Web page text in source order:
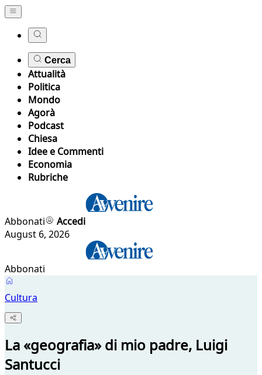
Cerca
Attualità
Politica
Mondo
Agorà
Podcast
Chiesa
Idee e Commenti
Economia
Rubriche
Abbonati
Accedi
August 6, 2026
Abbonati
Cultura
La «geografia» di mio padre, Luigi
Santucci